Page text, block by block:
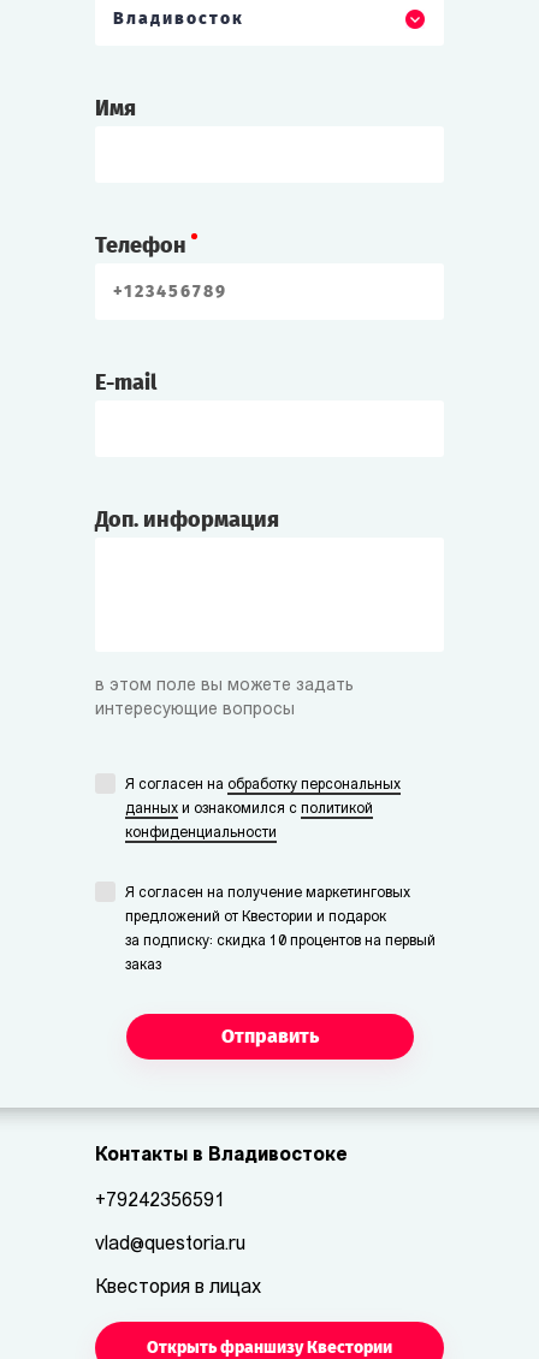
Владивосток
Имя
Телефон
E-mail
Доп. информация
в этом поле вы можете задать
интересующие вопросы
Я согласен на обработку персональных
данных и ознакомился с политикой
конфиденциальности
Я согласен на получение маркетинговых
предложений от Квестории и подарок
за подписку: скидка 10 процентов на первый
заказ
Отправить
Контакты в Владивостоке
+79242356591
vlad@questoria.ru
Квестория в лицах
Открыть франшизу Квестории